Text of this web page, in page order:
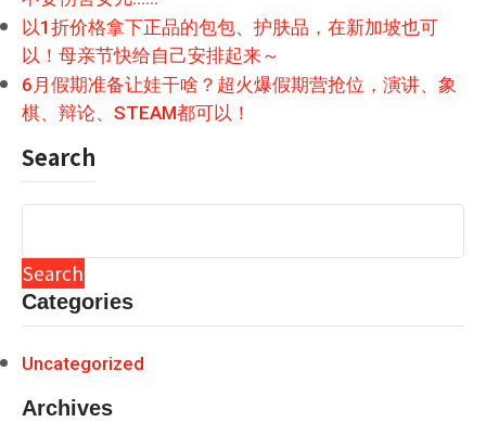
以1折价格拿下正品的包包、护肤品，在新加坡也可
以！母亲节快给自己安排起来～
6月假期准备让娃干啥？超火爆假期营抢位，演讲、象
棋、辩论、STEAM都可以！
Search
Search
Categories
Uncategorized
Archives